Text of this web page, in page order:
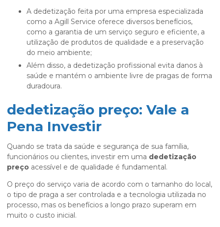
A dedetização feita por uma empresa especializada
como a Agill Service oferece diversos benefícios,
como a garantia de um serviço seguro e eficiente, a
utilização de produtos de qualidade e a preservação
do meio ambiente;
Além disso, a dedetização profissional evita danos à
saúde e mantém o ambiente livre de pragas de forma
duradoura.
dedetização preço: Vale a
Pena Investir
Quando se trata da saúde e segurança de sua família,
funcionários ou clientes, investir em uma dedetização
preço acessível e de qualidade é fundamental.
O preço do serviço varia de acordo com o tamanho do local,
o tipo de praga a ser controlada e a tecnologia utilizada no
processo, mas os benefícios a longo prazo superam em
muito o custo inicial.